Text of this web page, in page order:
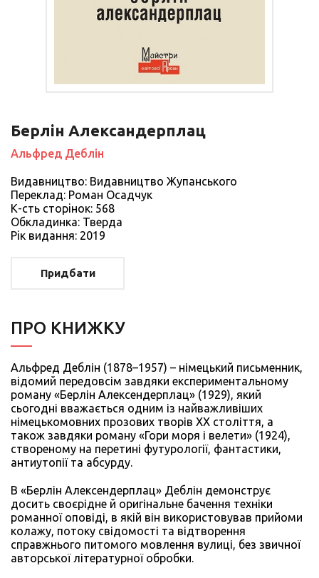
Берлін Александерплац
Альфред Деблін
Видавництво: Видавництво Жупанського
Переклад: Роман Осадчук
К-сть сторiнок: 568
Обкладинка: Тверда
Рiк видання: 2019
Придбати
ПРО КНИЖКУ
Альфред Деблін (1878–1957) – німецький письменник,
відомий передовсім завдяки експериментальному
роману «Берлін Алексендерплац» (1929), який
сьогодні вважається одним із найважливіших
німецькомовних прозових творів ХХ століття, а
також завдяки роману «Гори моря і велети» (1924),
створеному на перетині футурології, фантастики,
антиутопії та абсурду.
В «Берлін Алексендерплац» Деблін демонструє
досить своєрідне й оригінальне бачення техніки
романної оповіді, в якій він використовував прийоми
колажу, потоку свідомості та відтворення
справжнього питомого мовлення вулиці, без звичної
авторської літературної обробки.